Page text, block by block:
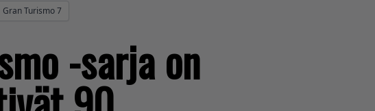
Gran Turismo 7
-sarja on